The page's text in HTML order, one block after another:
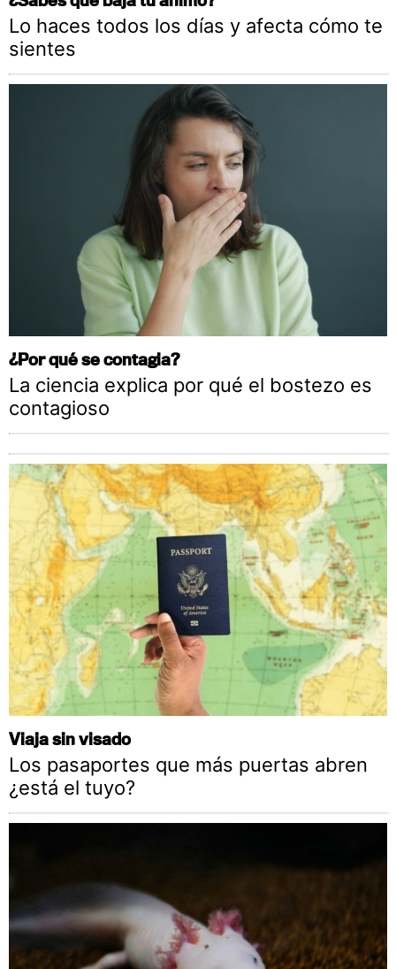
Lo haces todos los días y afecta cómo te
sientes
¿Por qué se contagia?
La ciencia explica por qué el bostezo es
contagioso
Viaja sin visado
Los pasaportes que más puertas abren
¿está el tuyo?